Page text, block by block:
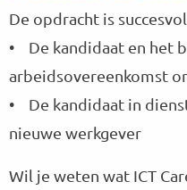
De opdracht is
• De kandidaat en het
arbeidsovereenkomst
• De kandidaat in
nieuwe werkgever
Wil je weten wat ICT